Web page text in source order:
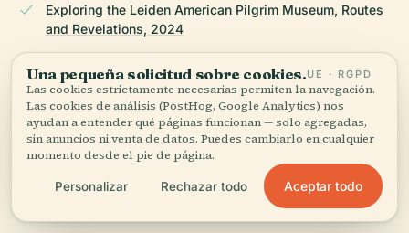
Exploring the Leiden American Pilgrim Museum, Routes
and Revelations, 2024
Pilgrims on the Move: Leiden Museum’s New Home,
DutchNews.nl, 2025
Sleutelstad.nl Article on Museum Relocation,
Una pequeña solicitud sobre cookies.UE · RGPD
Las cookies estrictamente necesarias permiten la navegación.
Las cookies de análisis (PostHog, Google Analytics) nos
ayudan a entender qué páginas funcionan — solo agregadas,
sin anuncios ni venta de datos. Puedes cambiarlo en cualquier
momento desde el pie de página.
Personalizar Rechazar todo Aceptar todo